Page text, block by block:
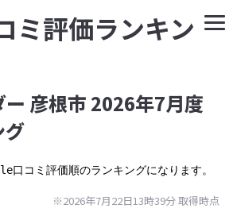
ミ評価ランキン
ー 彦根市 2026年7月度
グ
口コミ評価順のランキングになります。
※2026年7月22日13時39分 取得時点